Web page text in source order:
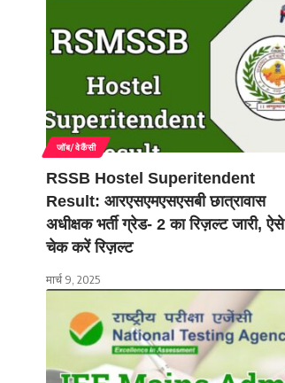
जॉब/वेकैंसी
RSSB Hostel Superitendent
Result: आरएसएमएसएसबी छात्रावास
अधीक्षक भर्ती ग्रेड- 2 का रिज़ल्ट जारी, ऐसे
चेक करें रिज़ल्ट
मार्च 9, 2025